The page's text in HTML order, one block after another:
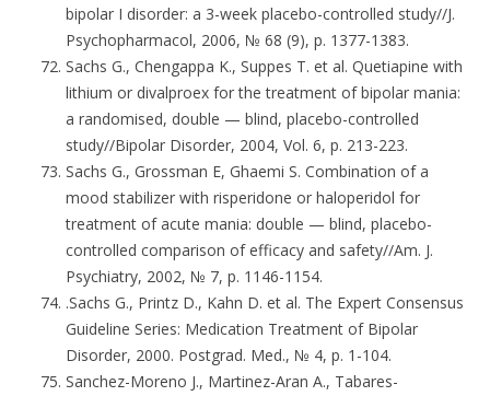
bipolar I disorder: a 3-week placebo-controlled study//J.
Psychopharmacol, 2006, № 68 (9), p. 1377-1383.
Sachs G., Chengappa K., Suppes T. et al. Quetiapine with
lithium or divalproex for the treatment of bipolar mania:
a randomised, double — blind, placebo-controlled
study//Bipolar Disorder, 2004, Vol. 6, p. 213-223.
Sachs G., Grossman E, Ghaemi S. Combination of a
mood stabilizer with risperidone or haloperidol for
treatment of acute mania: double — blind, placebo-
controlled comparison of efficacy and safety//Am. J.
Psychiatry, 2002, № 7, p. 1146-1154.
.Sachs G., Printz D., Kahn D. et al. The Expert Consensus
Guideline Series: Medication Treatment of Bipolar
Disorder, 2000. Postgrad. Med., № 4, p. 1-104.
Sanchez-Moreno J., Martinez-Aran A., Tabares-